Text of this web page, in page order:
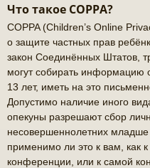
Что такое COPPA?
COPPA (Children’s Online
о защите частных прав
закон Соединённых Штатов,
могут собирать информацию
13 лет, иметь на это
Допустимо наличие иного
опекуны разрешают сбор
несовершеннолетних младше
применимо ли это к вам, как
конференции, или к самой